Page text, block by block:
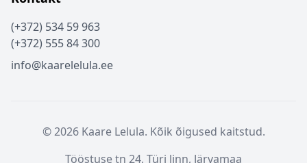
(+372) 534 59 963
(+372) 555 84 300
info@kaarelelula.ee
© 2026 Kaare Lelula. Kõik õigused kaitstud.
Tööstuse tn 24, Türi linn, Järvamaa